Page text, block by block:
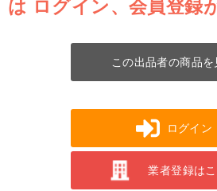
は ログイン、会員登録
この出品者の商品を
ログイン
業者登録は